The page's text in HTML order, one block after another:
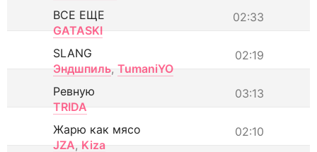
02:33
ВСЕ ЕЩЕ
GATASKI
02:19
SLANG
Эндшпиль, TumaniYO
03:13
Ревную
TRIDA
02:10
Жарю как мясо
JZA, Kiza